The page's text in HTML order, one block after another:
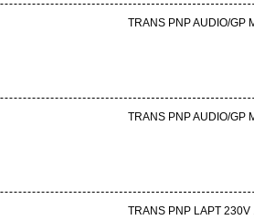
TRANS PNP AUDIO/GP
TRANS PNP AUDIO/GP
TRANS PNP LAPT 230V